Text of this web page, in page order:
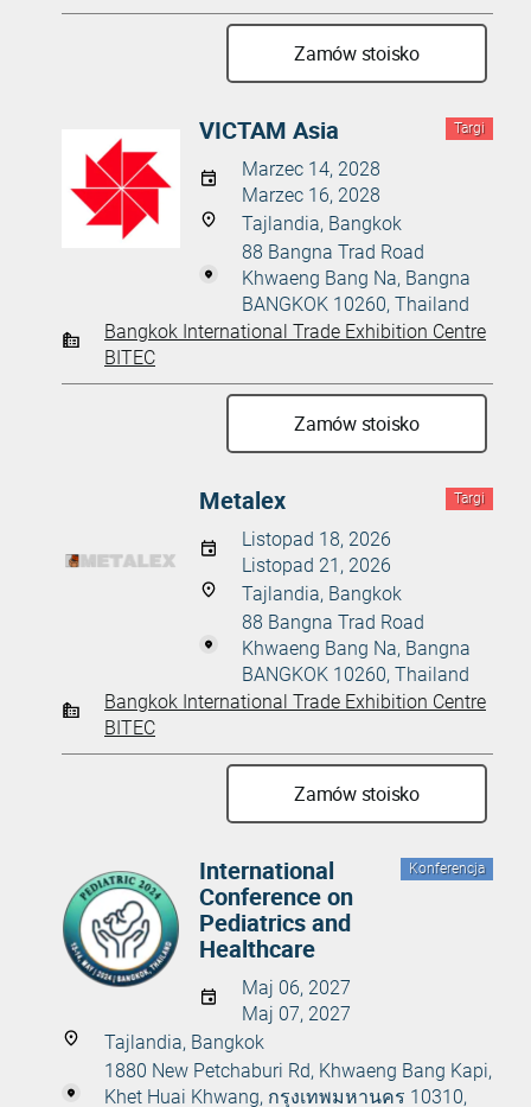
Zamów stoisko
Targi
VICTAM Asia
Marzec 14, 2028
Marzec 16, 2028
Tajlandia, Bangkok
88 Bangna Trad Road
Khwaeng Bang Na, Bangna
BANGKOK 10260, Thailand
Bangkok International Trade Exhibition Centre
BITEC
Zamów stoisko
Targi
Metalex
Listopad 18, 2026
Listopad 21, 2026
Tajlandia, Bangkok
88 Bangna Trad Road
Khwaeng Bang Na, Bangna
BANGKOK 10260, Thailand
Bangkok International Trade Exhibition Centre
BITEC
Zamów stoisko
Konferencja
International
Conference on
Pediatrics and
Healthcare
Maj 06, 2027
Maj 07, 2027
Tajlandia, Bangkok
1880 New Petchaburi Rd, Khwaeng Bang Kapi,
Khet Huai Khwang, กรุงเทพมหานคร 10310,